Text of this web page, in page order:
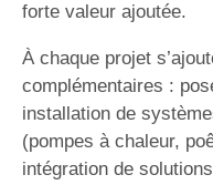
forte valeur ajoutée.
À chaque projet
complémentaires :
installation de
(pompes à chaleur,
intégration de